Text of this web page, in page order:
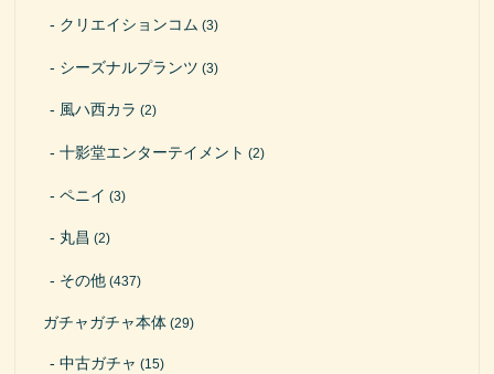
クリエイションコム (3)
シーズナルプランツ (3)
風ハ西カラ (2)
十影堂エンターテイメント (2)
ペニイ (3)
丸昌 (2)
その他 (437)
ガチャガチャ本体 (29)
中古ガチャ (15)